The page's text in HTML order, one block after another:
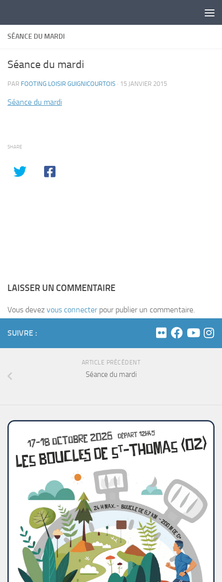
SÉANCE DU MARDI
Séance du mardi
PAR FOOTING LOISIR GUIGNICOURTOIS · 15 JANVIER 2015
Séance du mardi
SHARE
LAISSER UN COMMENTAIRE
Vous devez vous connecterpour publier un commentaire.
SUIVRE :
ARTICLE PRÉCÉDENT
Séance du mardi